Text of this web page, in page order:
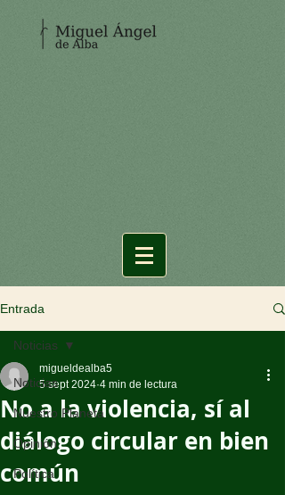
Entrada
Noticias
Nuestro Planeta
Opinión
Política
Noticias
No a la violencia, sí al
diálogo circular en bien
común
migueldealba5
5 sept 2024 4 min de lectura